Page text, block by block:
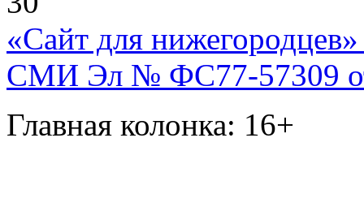
«Сайт для нижегородцев»
СМИ Эл № ФС77-57309
Главная колонка: 16+